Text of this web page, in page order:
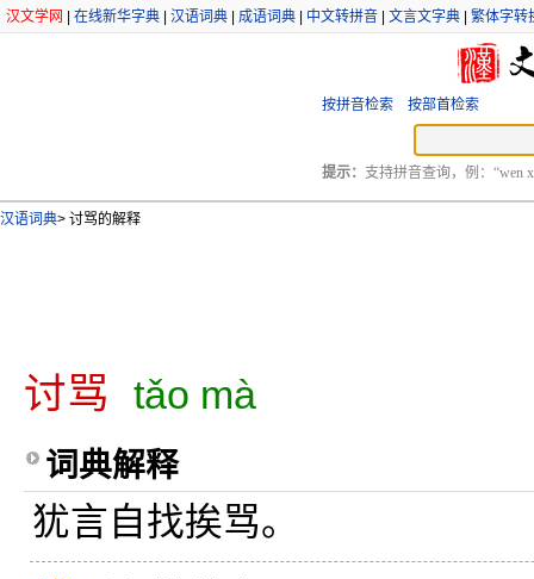
汉文学网 在线新华字典 汉语词典 成语词典 中文转拼音 文言文字典 繁体字转
按拼音检索 按部首检索
提示： 支持拼音查询，例：“wen
汉语词典> 讨骂的解释
讨骂 tǎo mà
词典解释
犹言自找挨骂。